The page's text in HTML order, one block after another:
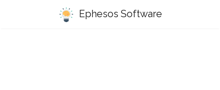
Ephesos Software